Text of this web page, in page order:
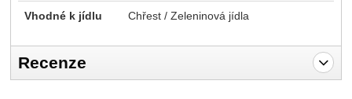
Vhodné k jídlu Chřest / Zeleninová jídla
Recenze